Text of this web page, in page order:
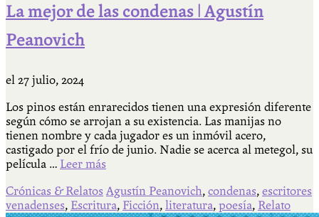
La mejor de las condenas | Agustín
Peanovich
el 27 julio, 2024
Los pinos están enrarecidos tienen una expresión diferente
según cómo se arrojan a su existencia. Las manijas no
tienen nombre y cada jugador es un inmóvil acero,
castigado por el frío de junio. Nadie se acerca al metegol, su
película … Leer más
Crónicas & Relatos Agustín Peanovich, condenas, escritores
venadenses, Escritura, Ficción, literatura, poesía, Relato